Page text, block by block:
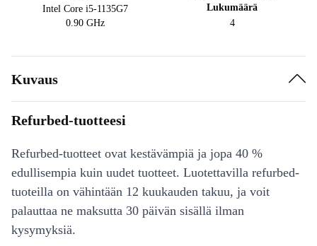
Intel Core i5-1135G7
0.90 GHz
Lukumäärä
4
Kuvaus
Refurbed-tuotteesi
Refurbed-tuotteet ovat kestävämpiä ja jopa 40 %
edullisempia kuin uudet tuotteet. Luotettavilla refurbed-
tuoteilla on vähintään 12 kuukauden takuu, ja voit
palauttaa ne maksutta 30 päivän sisällä ilman
kysymyksiä.